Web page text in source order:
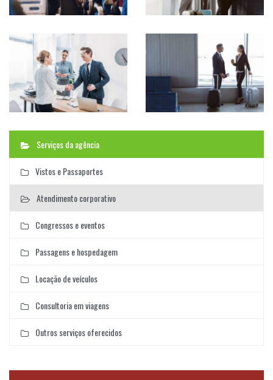
Serviços da agência
Vistos e Passaportes
Atendimento corporativo
Congressos e eventos
Passagens e hospedagem
Locação de veículos
Consultoria em viagens
Outros serviços oferecidos